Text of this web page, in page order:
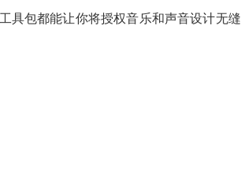
具包都能让你将授权音乐和声音设计无缝